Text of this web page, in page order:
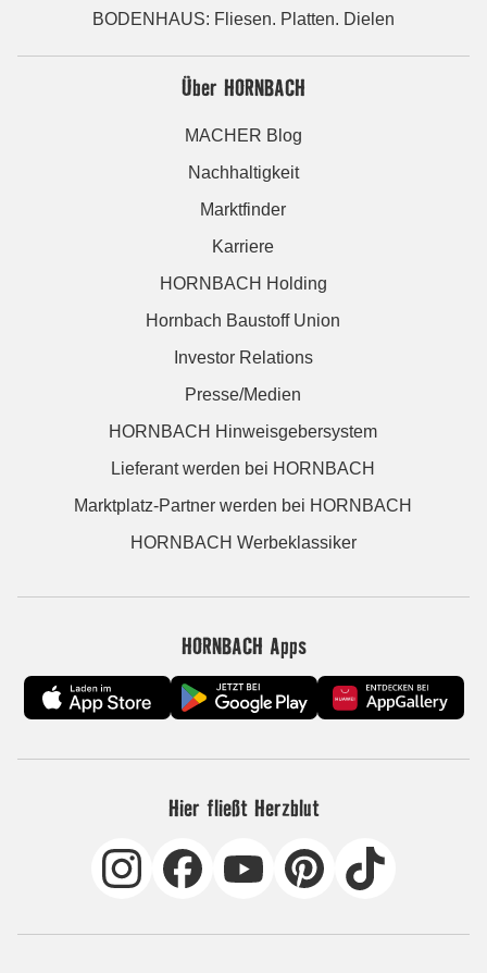
BODENHAUS: Fliesen. Platten. Dielen
Über HORNBACH
MACHER Blog
Nachhaltigkeit
Marktfinder
Karriere
HORNBACH Holding
Hornbach Baustoff Union
Investor Relations
Presse/Medien
HORNBACH Hinweisgebersystem
Lieferant werden bei HORNBACH
Marktplatz-Partner werden bei HORNBACH
HORNBACH Werbeklassiker
HORNBACH Apps
Hier fließt Herzblut